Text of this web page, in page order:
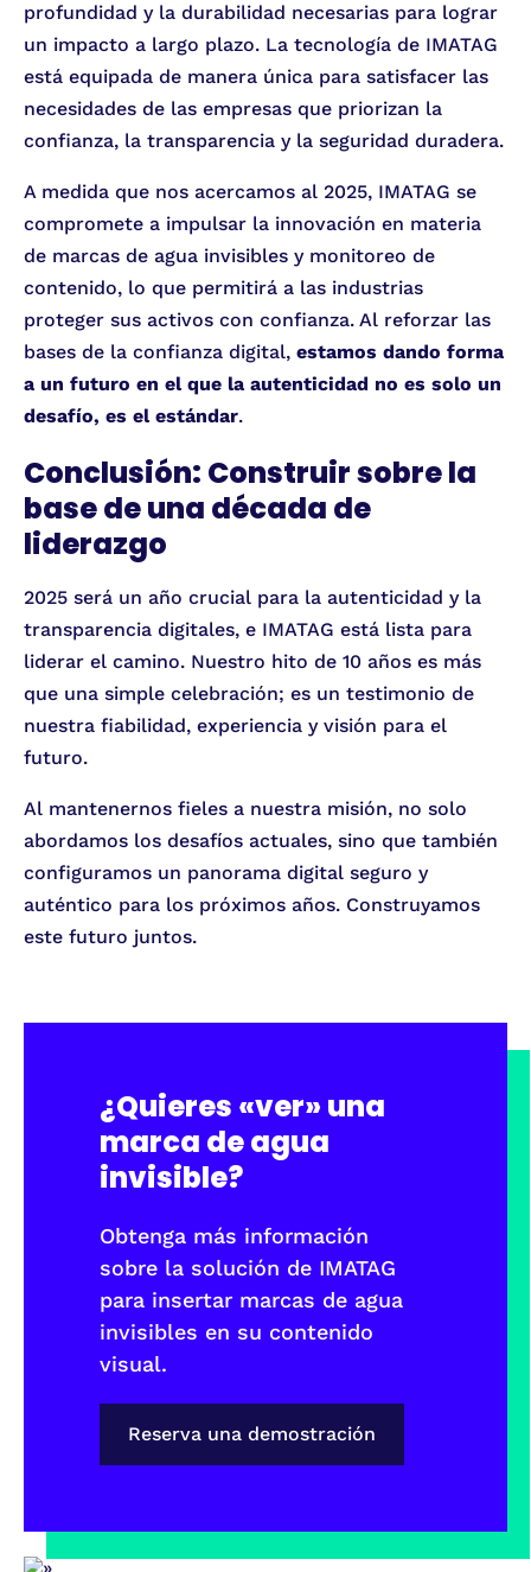
profundidad y la durabilidad necesarias para lograr
un impacto a largo plazo. La tecnología de IMATAG
está equipada de manera única para satisfacer las
necesidades de las empresas que priorizan la
confianza, la transparencia y la seguridad duradera.
A medida que nos acercamos al 2025, IMATAG se
compromete a impulsar la innovación en materia
de marcas de agua invisibles y monitoreo de
contenido, lo que permitirá a las industrias
proteger sus activos con confianza. Al reforzar las
bases de la confianza digital, estamos dando forma
a un futuro en el que la autenticidad no es solo un
desafío, es el estándar.
Conclusión: Construir sobre la
base de una década de
liderazgo
2025 será un año crucial para la autenticidad y la
transparencia digitales, e IMATAG está lista para
liderar el camino. Nuestro hito de 10 años es más
que una simple celebración; es un testimonio de
nuestra fiabilidad, experiencia y visión para el
futuro.
Al mantenernos fieles a nuestra misión, no solo
abordamos los desafíos actuales, sino que también
configuramos un panorama digital seguro y
auténtico para los próximos años. Construyamos
este futuro juntos.
¿Quieres «ver» una
marca de agua
invisible?
Obtenga más información
sobre la solución de IMATAG
para insertar marcas de agua
invisibles en su contenido
visual.
Reserva una demostración